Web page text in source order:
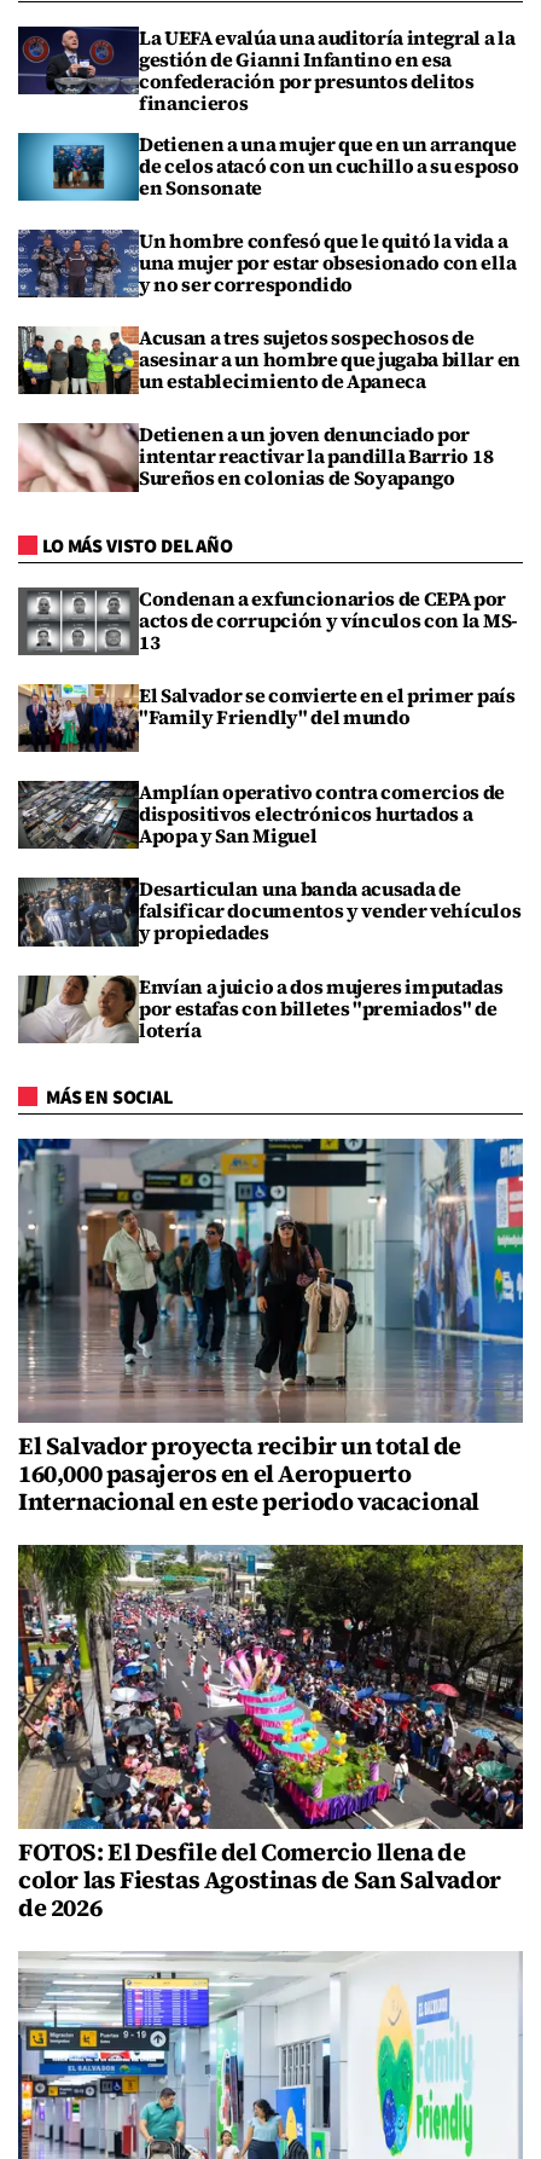
La UEFA evalúa una auditoría integral a la
gestión de Gianni Infantino en esa
confederación por presuntos delitos
financieros
Detienen a una mujer que en un arranque
de celos atacó con un cuchillo a su esposo
en Sonsonate
Un hombre confesó que le quitó la vida a
una mujer por estar obsesionado con ella
y no ser correspondido
Acusan a tres sujetos sospechosos de
asesinar a un hombre que jugaba billar en
un establecimiento de Apaneca
Detienen a un joven denunciado por
intentar reactivar la pandilla Barrio 18
Sureños en colonias de Soyapango
LO MÁS VISTO DEL AÑO
Condenan a exfuncionarios de CEPA por
actos de corrupción y vínculos con la MS-
13
El Salvador se convierte en el primer país
"Family Friendly" del mundo
Amplían operativo contra comercios de
dispositivos electrónicos hurtados a
Apopa y San Miguel
Desarticulan una banda acusada de
falsificar documentos y vender vehículos
y propiedades
Envían a juicio a dos mujeres imputadas
por estafas con billetes "premiados" de
lotería
MÁS EN SOCIAL
El Salvador proyecta recibir un total de
160,000 pasajeros en el Aeropuerto
Internacional en este periodo vacacional
FOTOS: El Desfile del Comercio llena de
color las Fiestas Agostinas de San Salvador
de 2026